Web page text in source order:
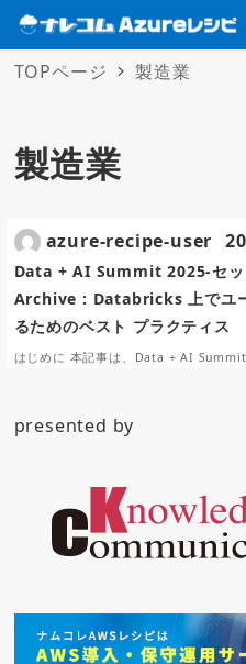
TOPページ 製造業
製造業
Data + AI Summit 2025-セ
Archive : Databricks 上でユ
るためのベスト プラクティス
はじめに 本記事は、Data + AI
azure-recipe-user
presented by